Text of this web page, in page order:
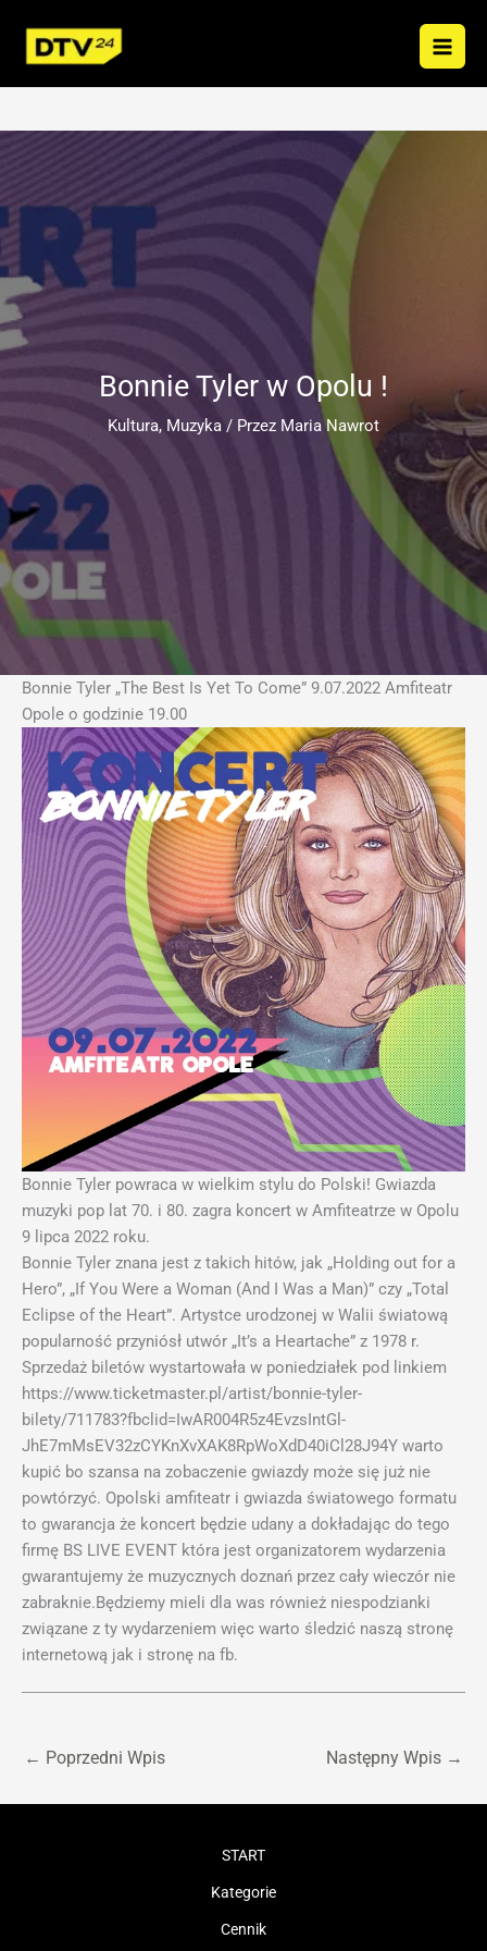
treści
Bonnie Tyler w Opolu !
Kultura, Muzyka / Przez Maria Nawrot
Bonnie Tyler „The Best Is Yet To Come” 9.07.2022 Amfiteatr
Opole o godzinie 19.00
Bonnie Tyler powraca w wielkim stylu do Polski! Gwiazda
muzyki pop lat 70. i 80. zagra koncert w Amfiteatrze w Opolu
9 lipca 2022 roku.
Bonnie Tyler znana jest z takich hitów, jak „Holding out for a
Hero”, „If You Were a Woman (And I Was a Man)” czy „Total
Eclipse of the Heart”. Artystce urodzonej w Walii światową
popularność przyniósł utwór „It’s a Heartache” z 1978 r.
Sprzedaż biletów wystartowała w poniedziałek pod linkiem
https://www.ticketmaster.pl/artist/bonnie-tyler-
bilety/711783?fbclid=IwAR004R5z4EvzsIntGl-
JhE7mMsEV32zCYKnXvXAK8RpWoXdD40iCl28J94Y warto
kupić bo szansa na zobaczenie gwiazdy może się już nie
powtórzyć. Opolski amfiteatr i gwiazda światowego formatu
to gwarancja że koncert będzie udany a dokładając do tego
firmę BS LIVE EVENT która jest organizatorem wydarzenia
gwarantujemy że muzycznych doznań przez cały wieczór nie
zabraknie.Będziemy mieli dla was również niespodzianki
związane z ty wydarzeniem więc warto śledzić naszą stronę
internetową jak i stronę na fb.
← Poprzedni Wpis Następny Wpis →
START
Kategorie
Cennik